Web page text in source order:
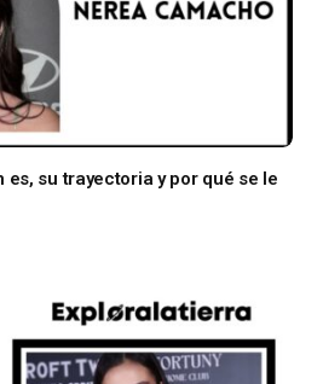
es, su trayectoria y por qué se le